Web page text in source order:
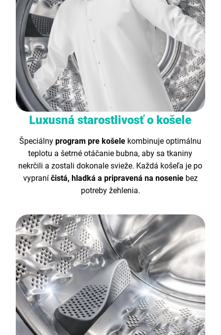
Luxusná starostlivosť o košele
Špeciálnyprogram pre košele kombinuje optimálnu
teplotu a šetrné otáčanie bubna, aby sa tkaniny
nekrčili a zostali dokonale svieže. Každá košeľa je po
vypraní čistá, hladká a pripravená na nosenie bez
potreby žehlenia.